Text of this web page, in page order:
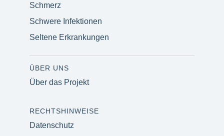
Schmerz
Schwere Infektionen
Seltene Erkrankungen
ÜBER UNS
Über das Projekt
RECHTSHINWEISE
Datenschutz